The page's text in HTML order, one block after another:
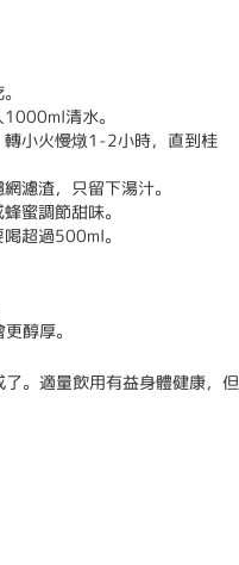
清水。
小火慢燉1-2小時，直到桂
濾渣，只留下湯汁。
蜜調節甜味。
超過500ml。
醇厚。
。適量飲用有益身體健康，但